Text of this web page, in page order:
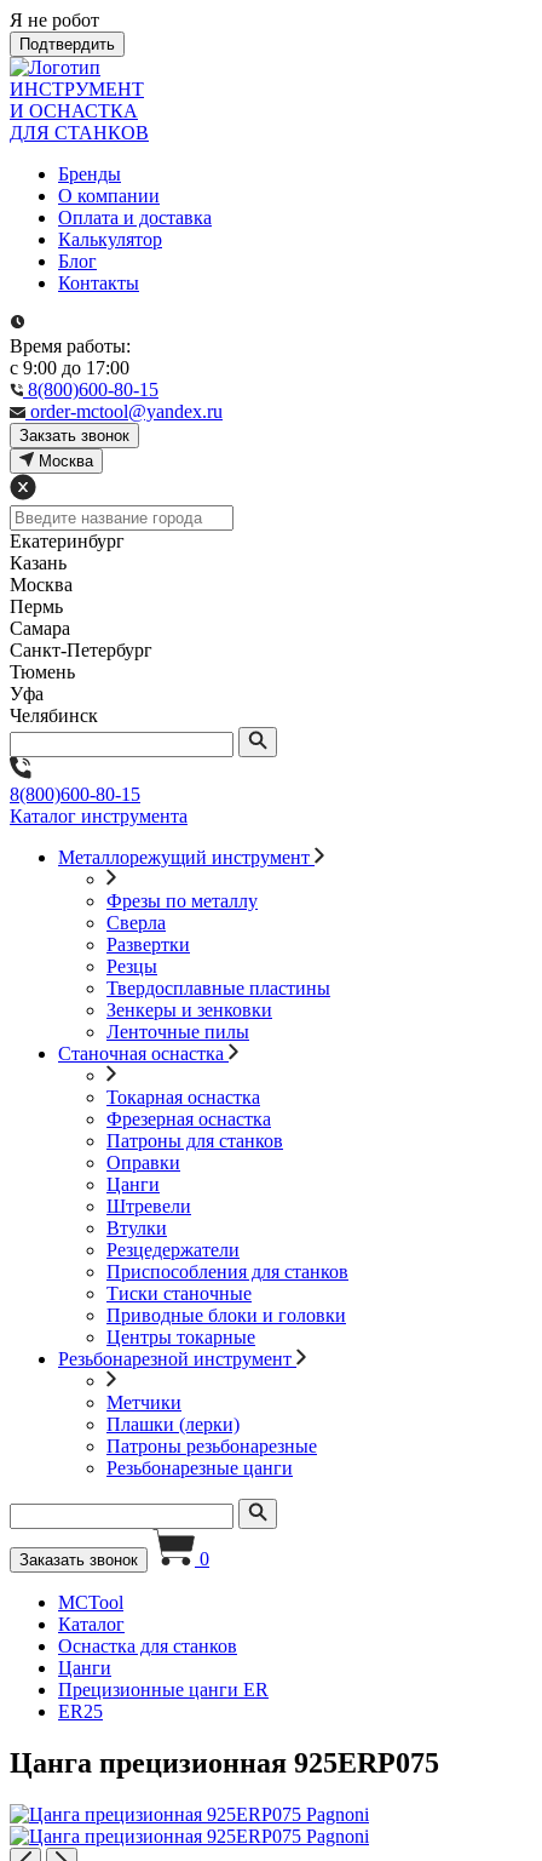
Я не робот
Подтвердить
ИНСТРУМЕНТ
И ОСНАСТКА
ДЛЯ СТАНКОВ
Бренды
О компании
Оплата и доставка
Калькулятор
Блог
Контакты
Время работы:
с 9:00 до 17:00
8(800)600-80-15
order-mctool@yandex.ru
Закзать звонок
Москва
Екатеринбург
Казань
Москва
Пермь
Самара
Санкт-Петербург
Тюмень
Уфа
Челябинск
8(800)600-80-15
Каталог инструмента
Металлорежущий инструмент
Фрезы по металлу
Сверла
Развертки
Резцы
Твердосплавные пластины
Зенкеры и зенковки
Ленточные пилы
Станочная оснастка
Токарная оснастка
Фрезерная оснастка
Патроны для станков
Оправки
Цанги
Штревели
Втулки
Резцедержатели
Приспособления для станков
Тиски станочные
Приводные блоки и головки
Центры токарные
Резьбонарезной инструмент
Метчики
Плашки (лерки)
Патроны резьбонарезные
Резьбонарезные цанги
Заказать звонок 0
MCTool
Каталог
Оснастка для станков
Цанги
Прецизионные цанги ER
ER25
Цанга прецизионная 925ERP075